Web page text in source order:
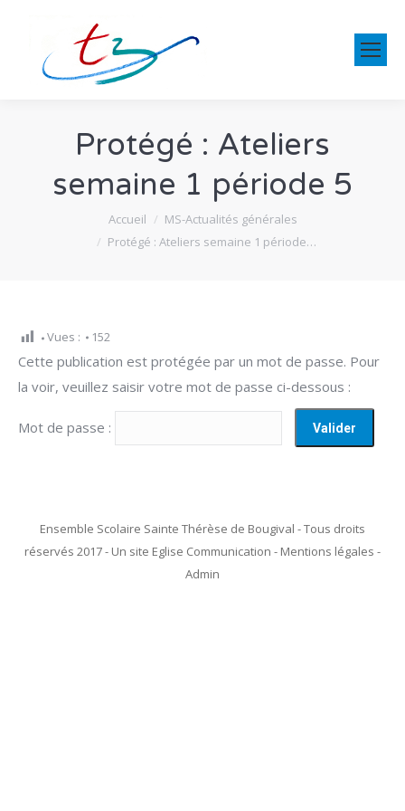
Protégé : Ateliers
semaine 1 période 5
Accueil
MS-Actualités générales
Protégé : Ateliers semaine 1 période…
Vues : 152
Cette publication est protégée par un mot de passe. Pour
la voir, veuillez saisir votre mot de passe ci-dessous :
Mot de passe :
Ensemble Scolaire Sainte Thérèse de Bougival - Tous droits
réservés 2017 - Un site Eglise Communication - Mentions légales -
Admin